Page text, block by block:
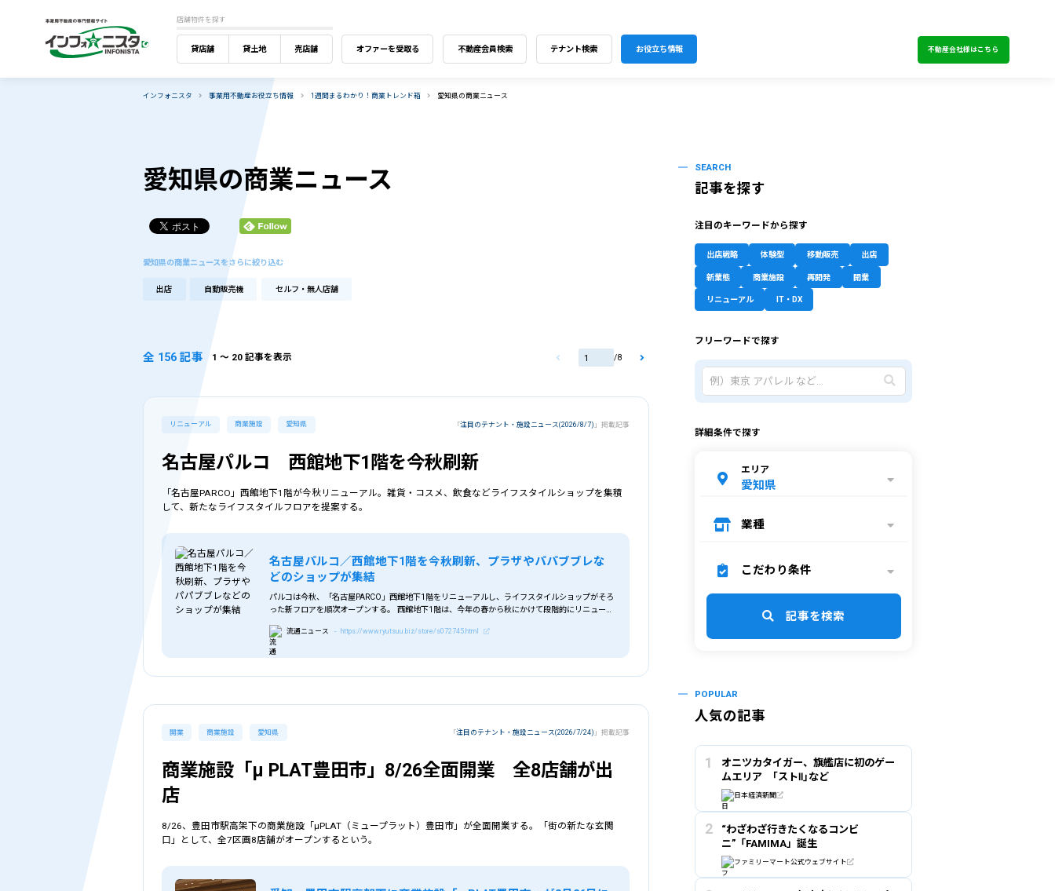
店舗物件を探す
貸店舗 貸土地 売店舗 オファーを受取る 不動産会員検索 テナント検索 お役立ち情報 不動産会社様はこちら
インフォニスタ 事業用不動産お役立ち情報 1週間まるわかり！商業トレンド箱 愛知県の商業ニュース
愛知県の商業ニュース
愛知県の商業ニュースをさらに絞り込む
出店 自動販売機 セルフ・無人店舗
全 156 記事 1 〜 20 記事を表示 /8
リニューアル 商業施設 愛知県 「注目のテナント・施設ニュース(2026/8/7) 」掲載記事
名古屋パルコ 西館地下1階を今秋刷新
「名古屋PARCO」西館地下1階が今秋リニューアル。雑貨・コスメ、飲食などライフスタイルショップを集積
して、新たなライフスタイルフロアを提案する。
名古屋パルコ／西館地下1階を今秋刷新、プラザやパパブブレな
どのショップが集結
パルコは今秋、「名古屋PARCO」西館地下1階をリニューアルし、ライフスタイルショップがそろ
った新フロアを順次オープンする。 西館地下1階は、今年の春から秋にかけて段階的にリニューア
流通ニュース - https://www.ryutsuu.biz/store/s072745.html
開業 商業施設 愛知県 「注目のテナント・施設ニュース(2026/7/24) 」掲載記事
商業施設「μ PLAT豊田市」8/26全面開業 全8店舗が出
店
8/26、豊田市駅高架下の商業施設「μPLAT（ミュープラット）豊田市」が全面開業する。「街の新たな玄関
口」として、全7区画8店舗がオープンするという。
SEARCH
記事を探す
注目のキーワードから探す
出店戦略 体験型 移動販売 出店
新業態 商業施設 再開発 開業
リニューアル IT・DX
フリーワードで探す
詳細条件で探す
エリア
愛知県
業種
こだわり条件
記事を検索
POPULAR
人気の記事
オニツカタイガー、旗艦店に初のゲー
ムエリア ｢ストⅡ｣など
日本経済新聞
“わざわざ行きたくなるコンビ
ニ”「FAMIMA」誕生
ファミリーマート公式ウェブサイト